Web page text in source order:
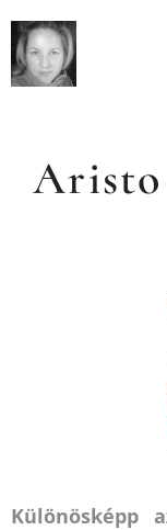
Aristo
Különösképp